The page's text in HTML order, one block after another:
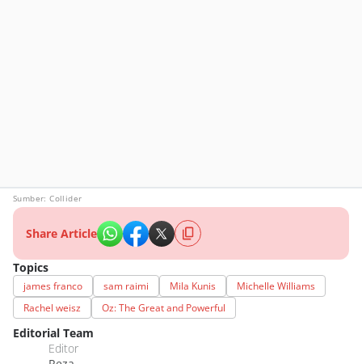
Sumber: Collider
Share Article
Topics
james franco sam raimi Mila Kunis
Michelle Williams
Rachel weisz
Oz: The Great and Powerful
Editorial Team
Editor